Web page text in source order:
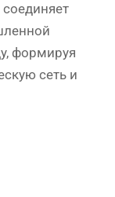
формируя
сеть и